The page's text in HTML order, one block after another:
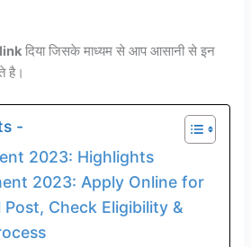
दिया जिसके माध्यम से आप आसानी से इन
है।
-
2023: Highlights
2023: Apply Online for
Post, Check Eligibility &